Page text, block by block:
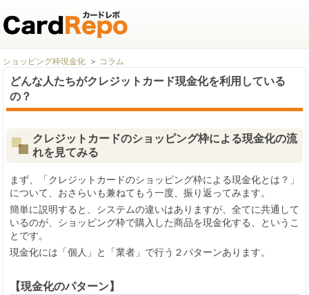
ショッピング枠現金化 コラム
どんな人たちがクレジットカード現金化を利用している
の？
クレジットカードのショッピング枠による現金化の流
れを見てみる
まず、「クレジットカードのショッピング枠による現金化とは？」
について、おさらいも兼ねてもう一度、振り返ってみます。
簡単に説明すると、システムの違いはありますが、全てに共通して
いるのが、ショッピング枠で購入した商品を現金化する、というこ
とです。
現金化には「個人」と「業者」で行う２パターンあります。
【現金化のパターン】